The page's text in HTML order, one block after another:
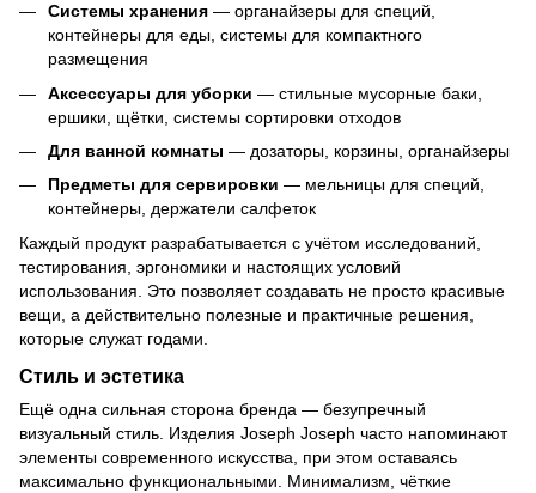
Системы хранения — органайзеры для специй,
контейнеры для еды, системы для компактного
размещения
Аксессуары для уборки — стильные мусорные баки,
ершики, щётки, системы сортировки отходов
Для ванной комнаты — дозаторы, корзины, органайзеры
Предметы для сервировки — мельницы для специй,
контейнеры, держатели салфеток
Каждый продукт разрабатывается с учётом исследований,
тестирования, эргономики и настоящих условий
использования. Это позволяет создавать не просто красивые
вещи, а действительно полезные и практичные решения,
которые служат годами.
Стиль и эстетика
Ещё одна сильная сторона бренда — безупречный
визуальный стиль. Изделия Joseph Joseph часто напоминают
элементы современного искусства, при этом оставаясь
максимально функциональными. Минимализм, чёткие